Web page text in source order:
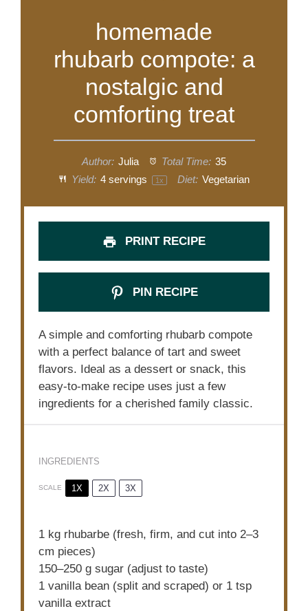
homemade
rhubarb compote: a
nostalgic and
comforting treat
Author: Julia Total Time: 35
Yield: 4servings 1x Diet: Vegetarian
PRINT RECIPE
PIN RECIPE
A simple and comforting rhubarb compote
with a perfect balance of tart and sweet
flavors. Ideal as a dessert or snack, this
easy-to-make recipe uses just a few
ingredients for a cherished family classic.
INGREDIENTS
SCALE 1X 2X 3X
1 kg rhubarbe (fresh, firm, and cut into2–3
cm pieces)
150–250 g sugar (adjust to taste)
1 vanilla bean (split and scraped) or 1 tsp
vanilla extract